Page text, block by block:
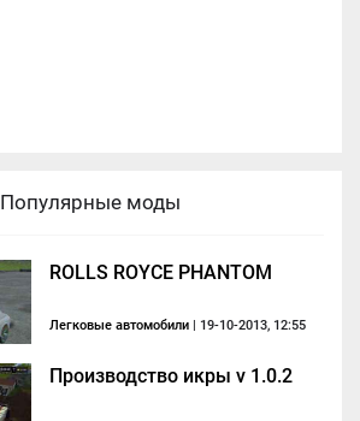
Популярные моды
ROLLS ROYCE PHANTOM
Легковые автомобили | 19-10-2013, 12:55
Производство икры v 1.0.2